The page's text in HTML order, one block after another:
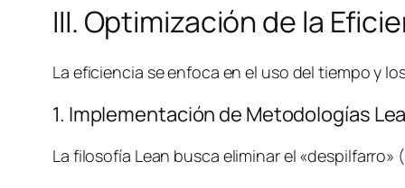
III. Optimización de la
La eficiencia se enfoca en el uso del tiempo y
1. Implementación de Metodologías
La filosofía Lean busca eliminar el